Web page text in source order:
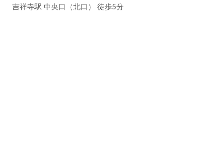
吉祥寺駅 中央口（北口） 徒歩5分